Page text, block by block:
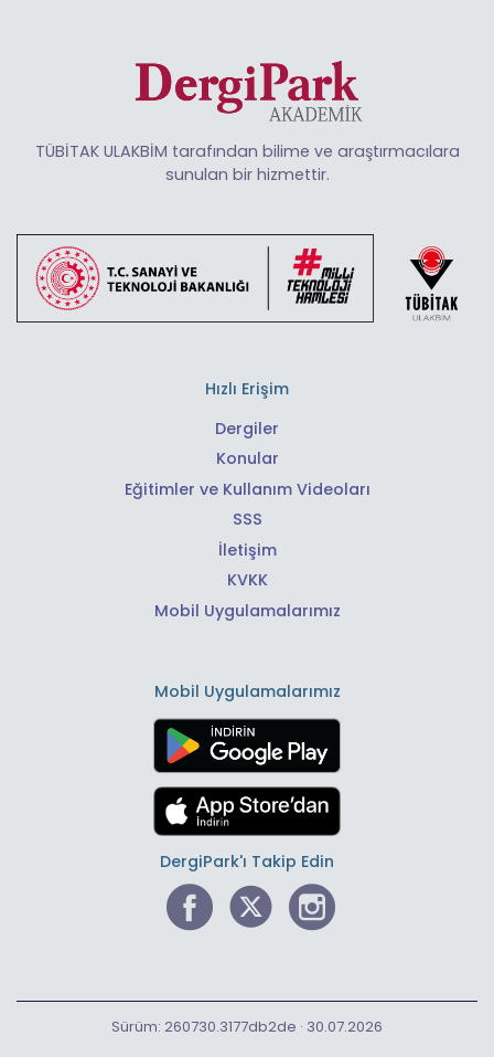
TÜBİTAK ULAKBİM tarafından bilime ve araştırmacılara
sunulan bir hizmettir.
Hızlı Erişim
Dergiler
Konular
Eğitimler ve Kullanım Videoları
SSS
İletişim
KVKK
Mobil Uygulamalarımız
Mobil Uygulamalarımız
DergiPark'ı Takip Edin
Sürüm: 260730.3177db2de · 30.07.2026